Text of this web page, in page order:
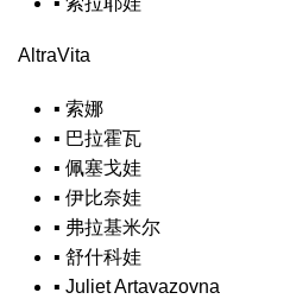
AltraVita
▪ 索娜
▪ 巴拉霍瓦
▪ 佩塞戈娃
▪ 伊比奈娃
▪ 弗拉基米尔
▪ 舒什科娃
▪ Juliet Artavazovna